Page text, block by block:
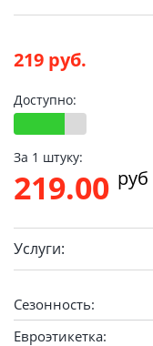
219 руб.
Доступно:
За 1 штуку:
219.00 pуб
Услуги:
Сезонность:
Евроэтикетка: